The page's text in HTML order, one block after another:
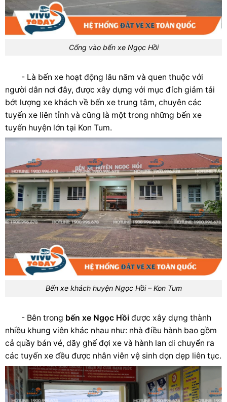
Cổng vào bến xe Ngọc Hồi
- Là bến xe hoạt động lâu năm và quen thuộc với
người dân nơi đây, được xây dựng với mục đích giảm tải
bớt lượng xe khách về bến xe trung tâm, chuyên các
tuyến xe liên tỉnh và cũng là một trong những bến xe
tuyến huyện lớn tại Kon Tum.
Bến xe khách huyện Ngọc Hồi – Kon Tum
- Bên trong bến xe Ngọc Hồi được xây dựng thành
nhiều khung viên khác nhau như: nhà điều hành bao gồm
cả quầy bán vé, dãy ghế đợi xe và hành lan di chuyển ra
các tuyến xe đều được nhân viên vệ sinh dọn dẹp liên tục.